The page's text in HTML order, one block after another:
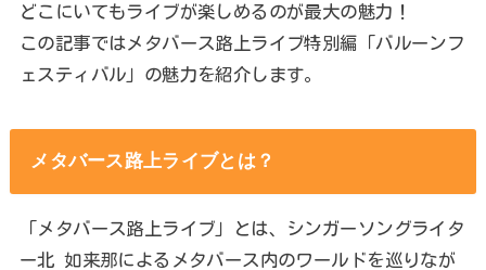
どこにいてもライブが楽しめるのが最大の魅力！
この記事ではメタバース路上ライブ特別編「バルーンフ
ェスティバル」の魅力を紹介します。
メタバース路上ライブとは？
「メタバース路上ライブ」とは、シンガーソングライタ
ー北 如来那によるメタバース内のワールドを巡りなが